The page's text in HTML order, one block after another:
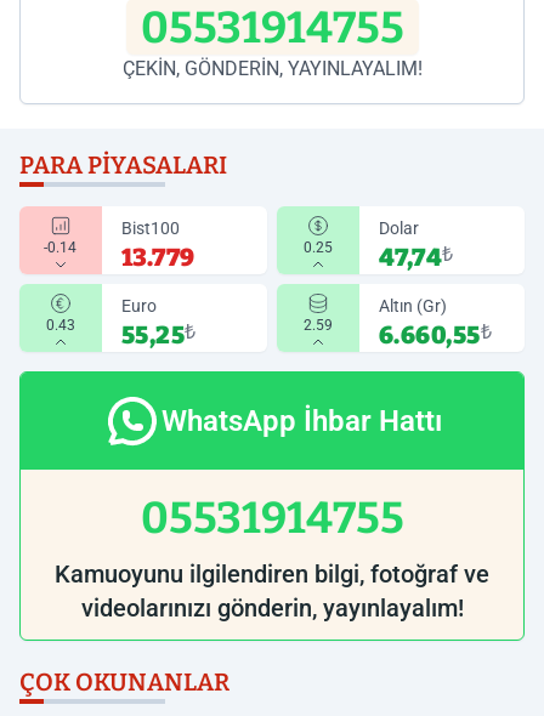
05531914755
ÇEKİN, GÖNDERİN, YAYINLAYALIM!
PARA PIYASALARI
-0.14
Bist100
13.779 0.25
Dolar
47,74₺
0.43
Euro
55,25₺ 2.59
Altın (Gr)
6.660,55₺
WhatsApp İhbar Hattı
05531914755
Kamuoyunu ilgilendiren bilgi, fotoğraf ve
videolarınızı gönderin, yayınlayalım!
ÇOK OKUNANLAR